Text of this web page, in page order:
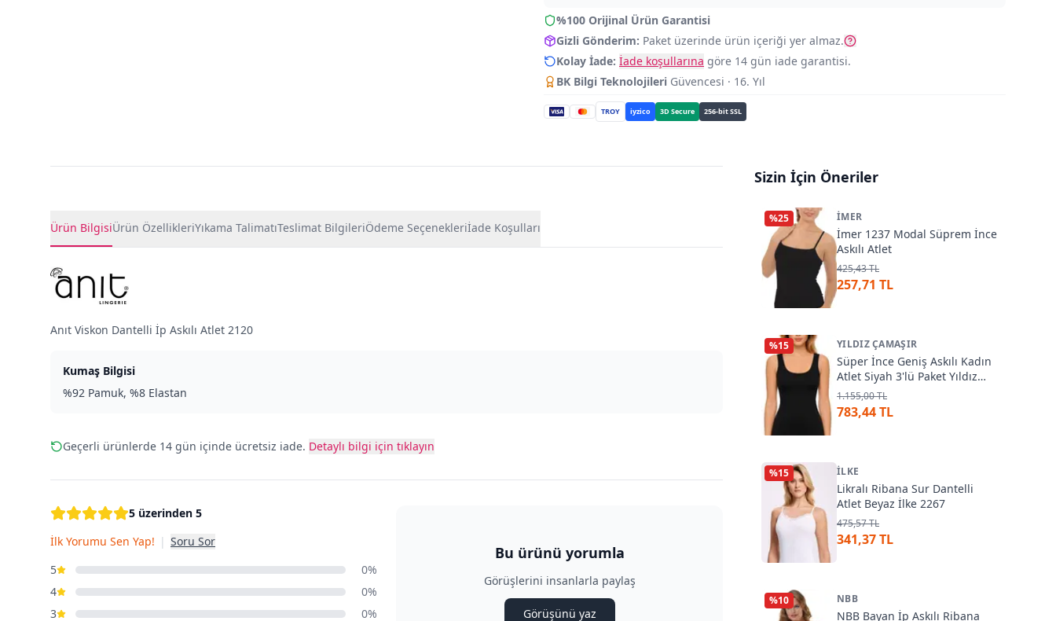
%100 Orijinal Ürün Garantisi
Gizli Gönderim: Paket üzerinde ürün içeriği yer almaz.
Kolay İade: İade koşullarına göre 14 gün iade garantisi.
BK Bilgi Teknolojileri Güvencesi · 16. Yıl
TROY iyzico 3D Secure 256-bit SSL
Ürün BilgisiÜrün ÖzellikleriYıkama TalimatıTeslimat BilgileriÖdeme Seçenekleriİade Koşulları
Anıt Viskon Dantelli İp Askılı Atlet 2120
Kumaş Bilgisi
%92 Pamuk, %8 Elastan
Geçerli ürünlerde 14 gün içinde ücretsiz iade. Detaylı bilgi için tıklayın
5 üzerinden 5
İlk Yorumu Sen Yap! | Soru Sor
5
0%
4
0%
3
0%
Bu ürünü yorumla
Görüşlerini insanlarla paylaş
Görüşünü yaz
Sizin İçin Öneriler
%25 İMER
İmer 1237 Modal Süprem İnce
Askılı Atlet
425,43 TL
257,71 TL
%15 YILDIZ ÇAMAŞIR
Süper İnce Geniş Askılı Kadın
Atlet Siyah 3'lü Paket Yıldız
2316
1.155,00 TL
783,44 TL
%15 İLKE
Likralı Ribana Sur Dantelli
Atlet Beyaz İlke 2267
475,57 TL
341,37 TL
%10 NBB
NBB Bayan İp Askılı Ribana